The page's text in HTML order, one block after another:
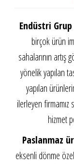
Endüstri Grup
birçok ürün
sahalarının artış
yönelik yapılan
yapılan
ilerleyen
hizmet
Paslanmaz
eksenli dönme